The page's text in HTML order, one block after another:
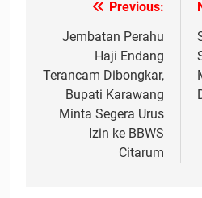
Navigasi
pos
Previous:
Jembatan Perahu
Haji Endang
Terancam Dibongkar,
Bupati Karawang
Minta Segera Urus
Izin ke BBWS
Citarum